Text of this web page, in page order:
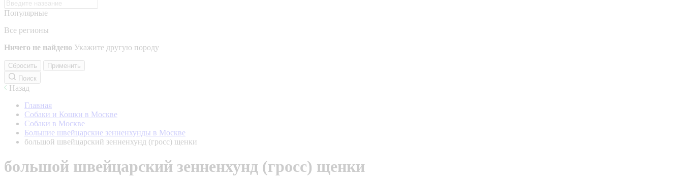
Популярные
Все регионы
Ничего не найдено Укажите другую породу
Сбросить
Применить
Поиск
Назад
Главная
Собаки и Кошки в Москве
Собаки в Москве
Большие швейцарские зенненхунды в Москве
большой швейцарский зенненхунд (гросс) щенки
большой швейцарский зенненхунд (гросс) щенки